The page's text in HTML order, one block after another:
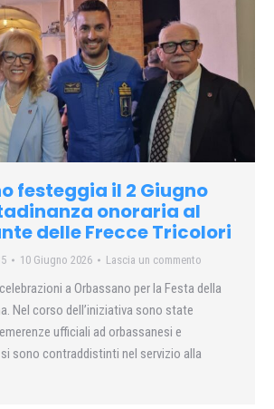
festeggia il 2 Giugno
onoraria al
delle Frecce Tricolori
10 Giugno 2026 Lascia un commento
a Orbassano per la Festa della
Nel corso dell’iniziativa sono state
ufficiali ad orbassanesi e
sono contraddistinti nel servizio alla